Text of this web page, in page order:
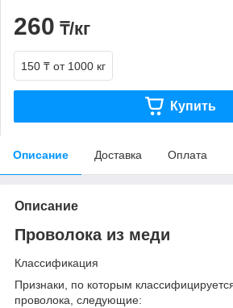
260 ₸/кг
150 ₸ от 1000 кг
Купить
Описание Доставка Оплата
Описание
Проволока из меди
Классификация
Признаки, по которым
проволока, следующие: